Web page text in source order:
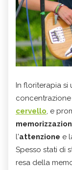
In floriterapia si
cervello, e
l'attenzione e
Spesso stati di
resa della